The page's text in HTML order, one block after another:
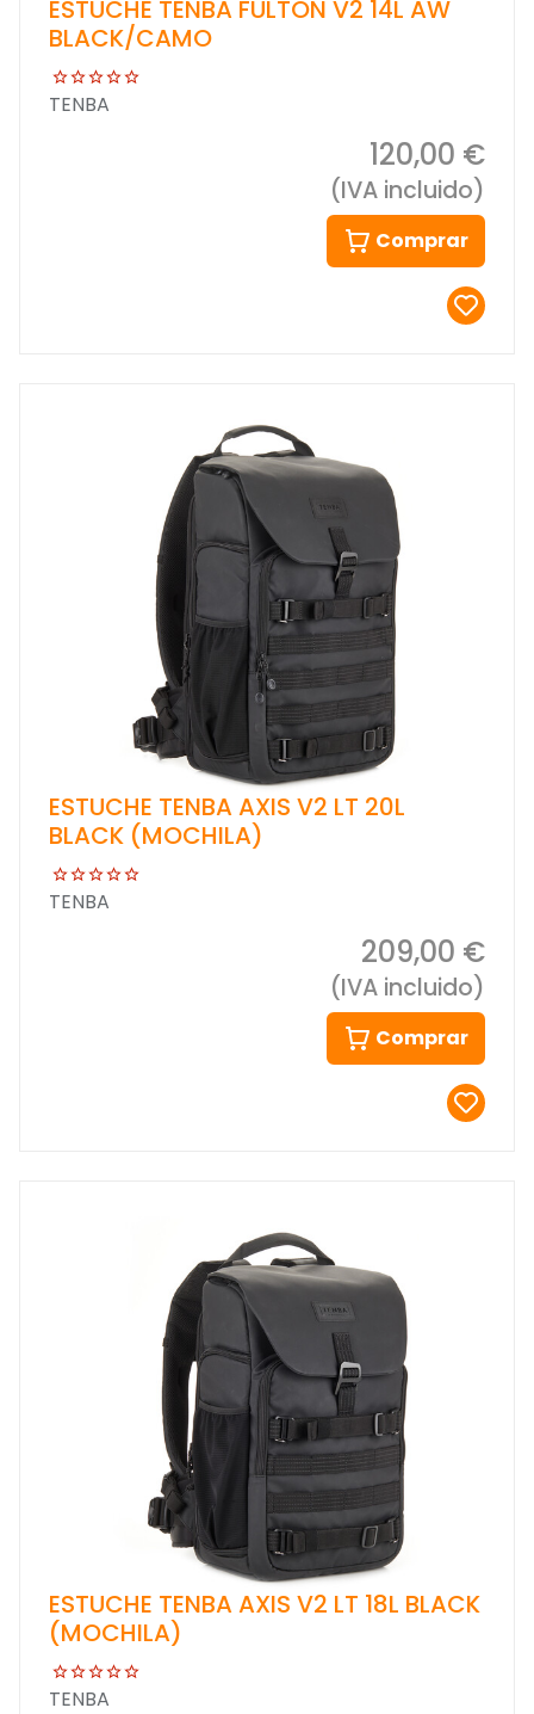
ESTUCHE TENBA FULTON V2 14L AW
BLACK/CAMO
TENBA
120,00 €
(IVA incluido)
Comprar
ESTUCHE TENBA AXIS V2 LT 20L
BLACK (MOCHILA)
TENBA
209,00 €
(IVA incluido)
Comprar
ESTUCHE TENBA AXIS V2 LT 18L BLACK
(MOCHILA)
TENBA